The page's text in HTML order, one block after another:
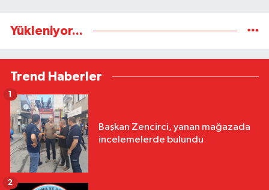
Yükleniyor...
Trend Haberler
Başkan Zencirci, yanan mağazada
incelemelerde bulundu
1
2